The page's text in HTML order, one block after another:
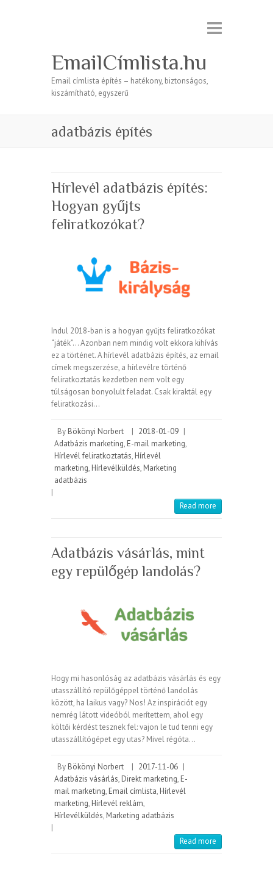
EmailCímlista.hu
Email címlista építés – hatékony, biztonságos,
kiszámítható, egyszerű
adatbázis építés
Hírlevél adatbázis építés:
Hogyan gyűjts
feliratkozókat?
Indul 2018-ban is a hogyan gyűjts feliratkozókat
“játék”… Azonban nem mindig volt ekkora kihívás
ez a történet. A hírlevél adatbázis építés, az email
címek megszerzése, a hírlevélre történő
feliratkoztatás kezdetben nem volt egy
túlságosan bonyolult feladat. Csak kiraktál egy
feliratkozási…
By Bökönyi Norbert | 2018-01-09 |
Adatbázis marketing, E-mail marketing,
Hírlevél feliratkoztatás, Hírlevél
marketing, Hírlevélküldés, Marketing
adatbázis
|
Read more
Adatbázis vásárlás, mint
egy repülőgép landolás?
Hogy mi hasonlóság az adatbázis vásárlás és egy
utasszállító repülőgéppel történő landolás
között, ha laikus vagy? Nos! Az inspirációt egy
nemrég látott videóból merítettem, ahol egy
költői kérdést tesznek fel: vajon le tud tenni egy
utasszállítógépet egy utas? Mivel régóta…
By Bökönyi Norbert | 2017-11-06 |
Adatbázis vásárlás, Direkt marketing, E-
mail marketing, Email címlista, Hírlevél
marketing, Hírlevél reklám,
Hírlevélküldés, Marketing adatbázis
|
Read more